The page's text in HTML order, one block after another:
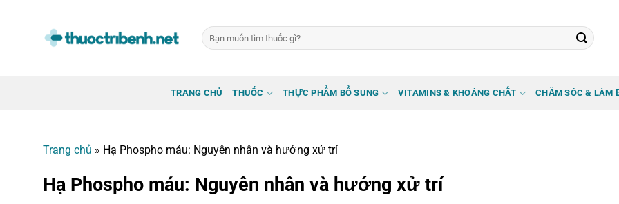
Tìm
kiếm:
TRANG CHỦ THUỐC THỰC PHẨM BỔ SUNG VITAMINS & KHOÁNG CHẤT CHĂM SÓC & LÀM
Trang chủ » Hạ Phospho máu: Nguyên nhân và hướng xử trí
Hạ Phospho máu: Nguyên nhân và hướng xử trí